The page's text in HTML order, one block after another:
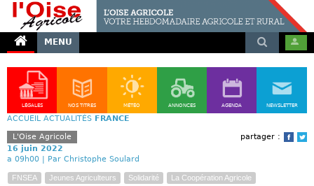
MENU
LÉGALES NOS TITRES MÉTÉO ANNONCES AGENDA NEWSLETTER
ACCUEIL ACTUALITÉS FRANCE
partager :
L'Oise Agricole
16 juin 2022
a 09h00 | Par Christophe Soulard
FNSEA Jeunes Agriculteurs Solidarité
La Coopération Agricole